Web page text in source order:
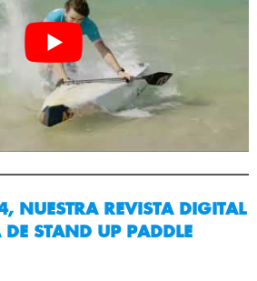
NUESTRA REVISTA DIGITAL
STAND UP PADDLE